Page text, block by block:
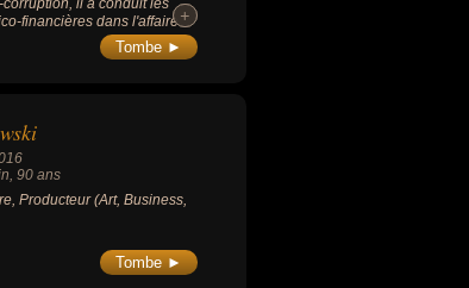
corruption, il a conduit les
financières dans l'affaire
frégates de Taïwan et
+
+
Tombe ►
, 90 ans
Producteur (Art, Business,
Tombe ►